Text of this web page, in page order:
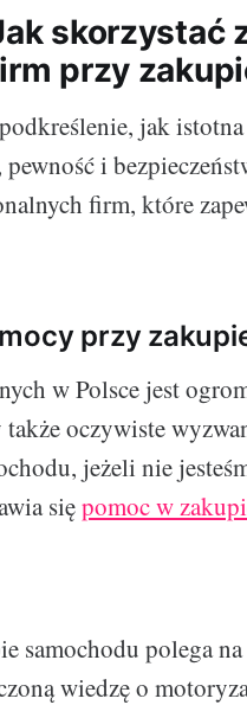
skorzystać
przy
jak
i
firm, które
przy
w Polsce jest
oczywiste
jeżeli nie
siępomoc w
samochodu polega
wiedzę o